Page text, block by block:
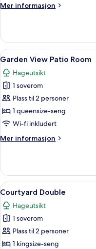
Mer informasjon
Mer
View
Balcony
Room
Åpne
alle
bildene
av
Garden
View
Patio
5
Garden View Patio Room
Hageutsikt
1 soverom
Plass til 2 personer
1 queensize-seng
Wi-fi inkludert
Mer informasjon
Mer
View
Patio
Room
Åpne
alle
bildene
av
Courtyard
Double
7
Courtyard Double
Hageutsikt
1 soverom
Plass til 2 personer
1 kingsize-seng